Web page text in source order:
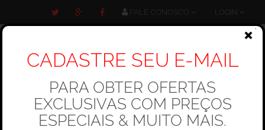
LOGIN
FALE CONOSCO
Carrinho
0 item(s)
CADASTRE SEU E-MAIL
PARA OBTER OFERTAS
EXCLUSIVAS COM PREÇOS
ESPECIAIS & MUITO MAIS.